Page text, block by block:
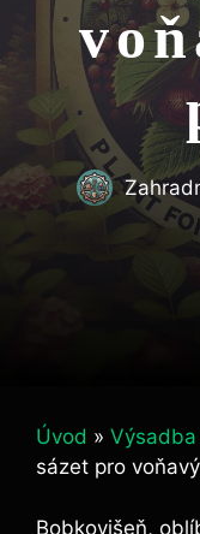
Úvod »
sázet pro
Bobkovišeň,